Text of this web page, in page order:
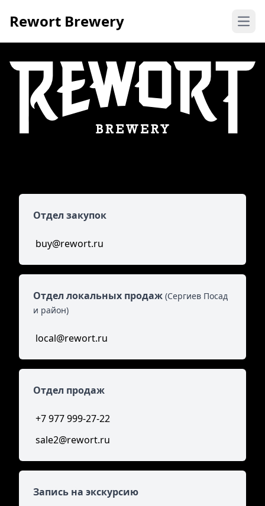
Rewort Brewery
Отдел закупок
buy@rewort.ru
Отдел локальных продаж (Сергиев Посад
и район)
local@rewort.ru
Отдел продаж
+7 977 999-27-22
sale2@rewort.ru
Запись на экскурсию